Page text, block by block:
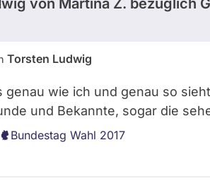
Torsten Ludwig
genau wie ich und genau so
und Bekannte, sogar die
Bundestag Wahl 2017